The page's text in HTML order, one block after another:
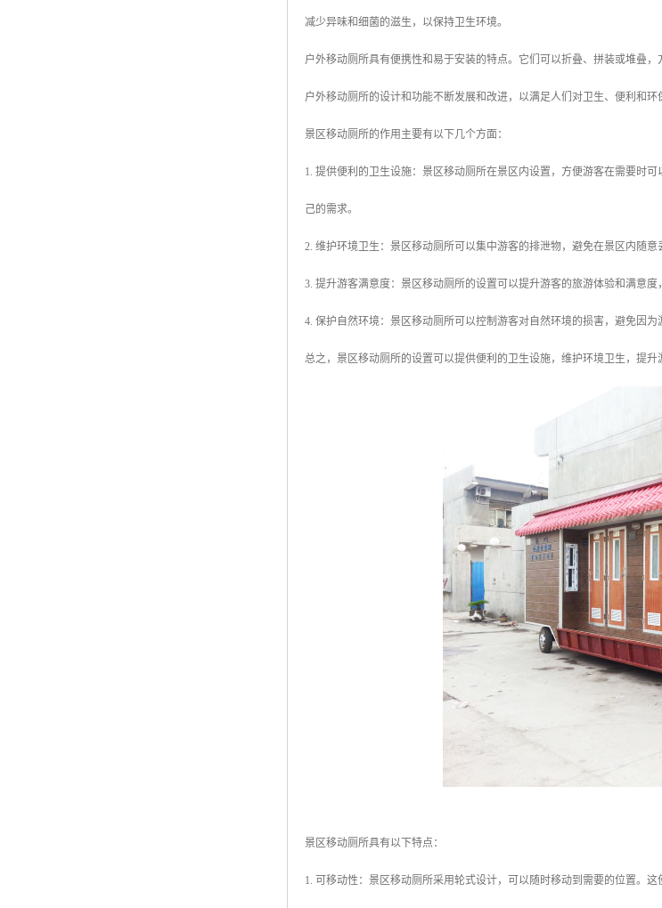
减少异味和细菌的滋生，以保持卫生环境。
户外移动厕所具有便携性和易于安装的特点。它们可以折叠、拼装或堆叠
户外移动厕所的设计和功能不断发展和改进，以满足人们对卫生、便利和
景区移动厕所的作用主要有以下几个方面：
1. 提供便利的卫生设施：景区移动厕所在景区内设置，方便游客在需要时
己的需求。
2. 维护环境卫生：景区移动厕所可以集中游客的排泄物，避免在景区内随
3. 提升游客满意度：景区移动厕所的设置可以提升游客的旅游体验和满意
4. 保护自然环境：景区移动厕所可以控制游客对自然环境的损害，避免因
总之，景区移动厕所的设置可以提供便利的卫生设施，维护环境卫生，提
景区移动厕所具有以下特点：
1. 可移动性：景区移动厕所采用轮式设计，可以随时移动到需要的位置。